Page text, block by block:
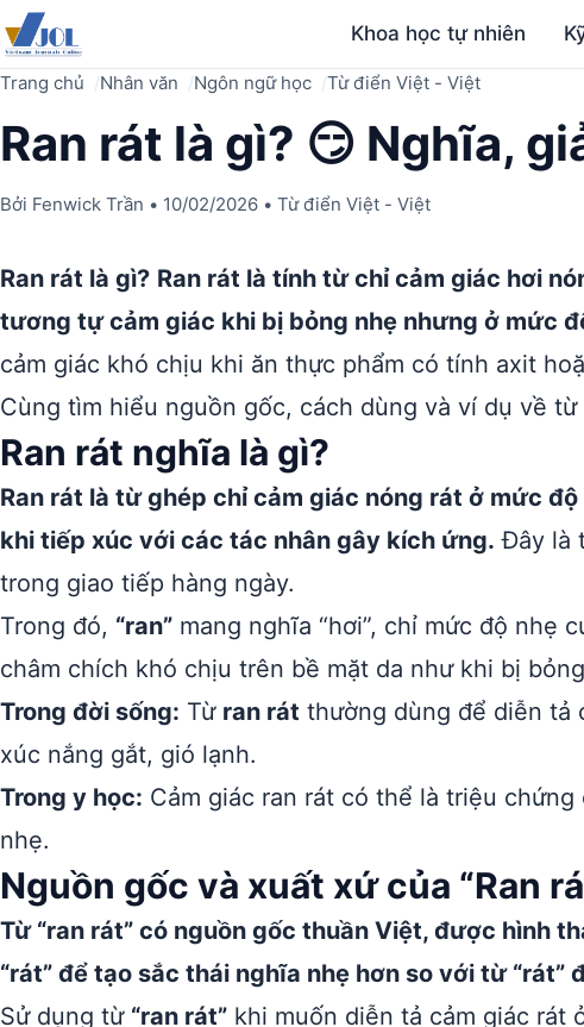
Khoa học tự nhiên
Trang chủ Nhân văn Ngôn ngữ học Từ điển Việt - Việt
Ran rát là gì? 😏 Nghĩa,
Bởi Fenwick Trần • 10/02/2026 • Từ điển Việt - Việt
Ran rát là gì? Ran rát là tính từ chỉ cảm giác hơi
tương tự cảm giác khi bị bỏng nhẹ nhưng ở mức
cảm giác khó chịu khi ăn thực phẩm có tính axit
Cùng tìm hiểu nguồn gốc, cách dùng và ví dụ về
Ran rát nghĩa là gì?
Ran rát là từ ghép chỉ cảm giác nóng rát ở mức
khi tiếp xúc với các tác nhân gây kích ứng. Đây là
trong giao tiếp hàng ngày.
Trong đó, “ran” mang nghĩa “hơi”, chỉ mức độ nhẹ
châm chích khó chịu trên bề mặt da như khi bị
Trong đời sống: Từ ran rát thường dùng để diễn tả
xúc nắng gắt, gió lạnh.
Trong y học: Cảm giác ran rát có thể là triệu
nhẹ.
Nguồn gốc và xuất xứ của “Ran
Từ “ran rát” có nguồn gốc thuần Việt, được hình
“rát” để tạo sắc thái nghĩa nhẹ hơn so với từ “rát”
Sử dụng từ “ran rát” khi muốn diễn tả cảm giác rát